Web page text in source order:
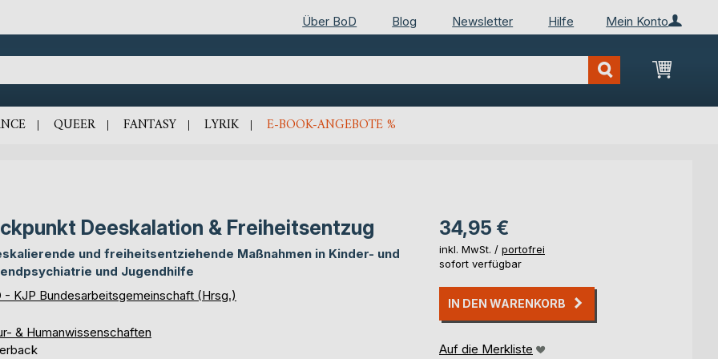
Mein Konto
Über BoD Blog Newsletter Hilfe
Mein
QUEER FANTASY LYRIK E-BOOK-ANGEBOTE %
Deeskalation & Freiheitsentzug
und freiheitsentziehende Maßnahmen in Kinder- und
und Jugendhilfe
- KJP Bundesarbeitsgemeinschaft (Hrsg.)
& Humanwissenschaften
34,95 €
inkl. MwSt. / portofrei
sofort verfügbar
IN DEN WARENKORB
Auf die Merkliste